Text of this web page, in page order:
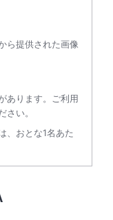
ら提供された画像
あります。ご利用
い。
、おとな1名あた